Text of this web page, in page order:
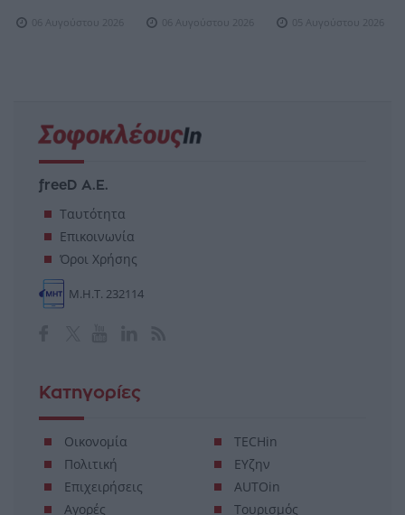
06 Αυγούστου 2026 06 Αυγούστου 2026 05 Αυγούστου 2026